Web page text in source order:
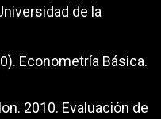
de la
Econometría Básica.
2010. Evaluación de